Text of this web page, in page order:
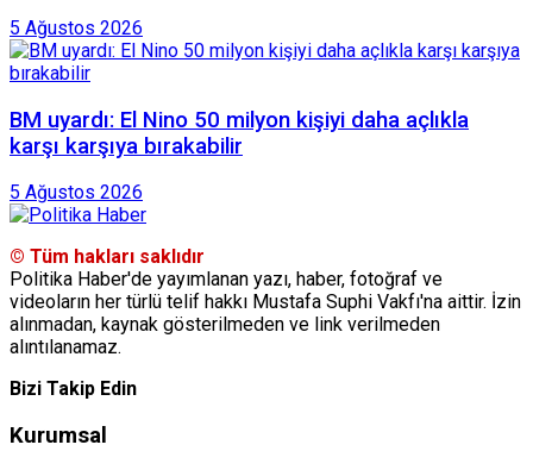
5 Ağustos 2026
BM uyardı: El Nino 50 milyon kişiyi daha açlıkla
karşı karşıya bırakabilir
5 Ağustos 2026
© Tüm hakları saklıdır
Politika Haber'de yayımlanan yazı, haber, fotoğraf ve
videoların her türlü telif hakkı Mustafa Suphi Vakfı'na aittir. İzin
alınmadan, kaynak gösterilmeden ve link verilmeden
alıntılanamaz.
Bizi Takip Edin
Kurumsal